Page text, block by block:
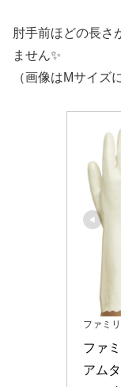
ファミリ
ファ
アム
ロン
5個 キ
ビニ